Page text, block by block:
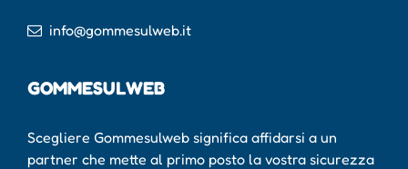
info@gommesulweb.it
GOMMESULWEB
Scegliere Gommesulweb significa affidarsi a un
partner che mette al primo posto la vostra sicurezza